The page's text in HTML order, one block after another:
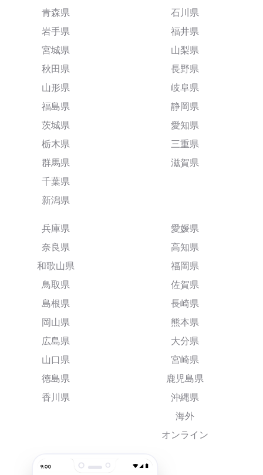
青森県
岩手県
宮城県
秋田県
山形県
福島県
茨城県
栃木県
群馬県
千葉県
新潟県
石川県
福井県
山梨県
長野県
岐阜県
静岡県
愛知県
三重県
滋賀県
兵庫県
奈良県
和歌山県
鳥取県
島根県
岡山県
広島県
山口県
徳島県
香川県
愛媛県
高知県
福岡県
佐賀県
長崎県
熊本県
大分県
宮崎県
鹿児島県
沖縄県
海外
オンライン